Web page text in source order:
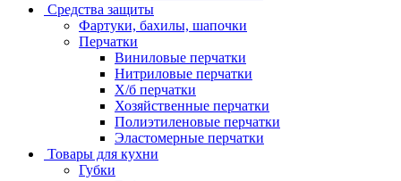
Средства защиты
Фартуки, бахилы, шапочки
Перчатки
Виниловые перчатки
Нитриловые перчатки
Х/б перчатки
Хозяйственные перчатки
Полиэтиленовые перчатки
Эластомерные перчатки
Товары для кухни
Губки